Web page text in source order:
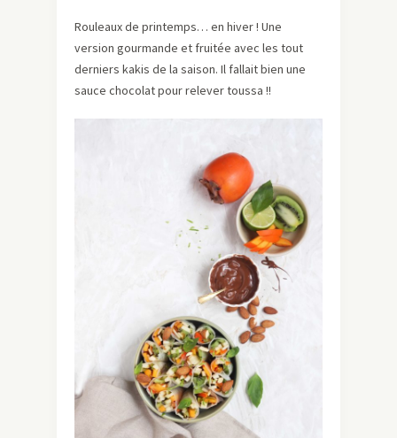
Rouleaux de printemps… en hiver ! Une
version gourmande et fruitée avec les tout
derniers kakis de la saison. Il fallait bien une
sauce chocolat pour relever toussa !!